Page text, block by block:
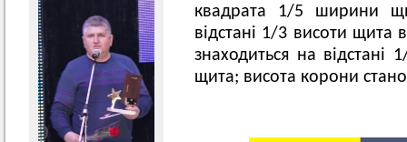
квадрата 1/5 ширини
відстані 1/3 висоти щита
знаходиться на
щита; висота корони